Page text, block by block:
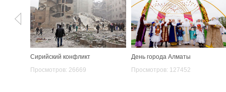
Сирийский конфликт
Просмотров: 26669
День города Алматы
Просмотров: 127452